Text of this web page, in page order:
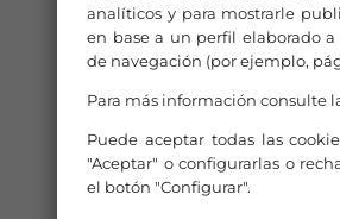
analíticos y para mostrarle
en base a un perfil elaborado
de navegación (por ejemplo,
Para más información consulte
Puede aceptar todas las
"Aceptar" o configurarlas o
el botón "Configurar".